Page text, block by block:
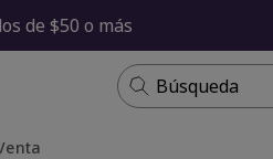
de $50 o más
Búsqueda